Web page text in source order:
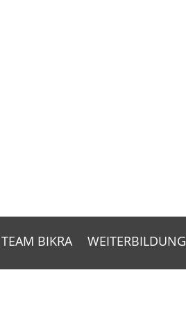
TEAM BIKRA WEITERBILDUNG